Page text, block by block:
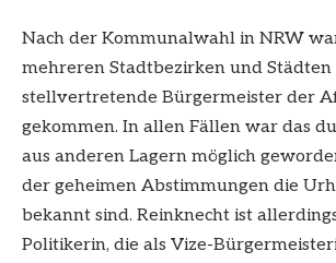
Nach der Kommunalwahl in NRW
mehreren Stadtbezirken und Städten
stellvertretende Bürgermeister der
gekommen. In allen Fällen war das
aus anderen Lagern möglich
der geheimen Abstimmungen die
bekannt sind. Reinknecht ist
Politikerin, die als Vize-